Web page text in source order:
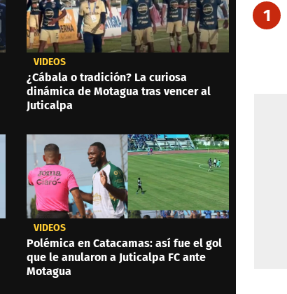
VIDEOS
¿Cábala o tradición? La curiosa
dinámica de Motagua tras vencer al
Juticalpa
VIDEOS
Polémica en Catacamas: así fue el gol
que le anularon a Juticalpa FC ante
Motagua
1